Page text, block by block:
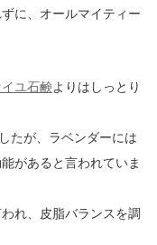
に、オールマイティー
ユ石鹸よりはしっとり
たが、ラベンダーには
があると言われていま
れ、皮脂バランスを調